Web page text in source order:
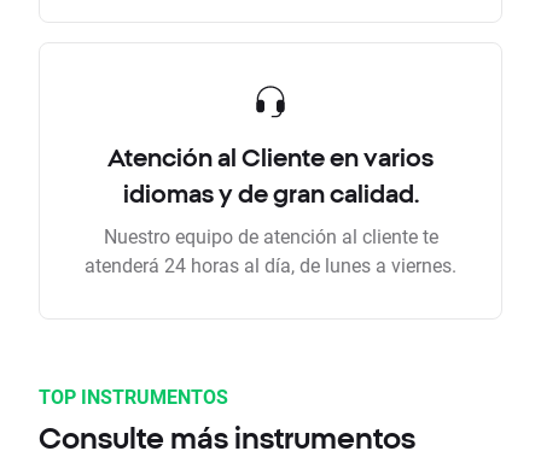
Atención al Cliente en varios
idiomas y de gran calidad.
Nuestro equipo de atención al cliente te
atenderá 24 horas al día, de lunes a viernes.
TOP INSTRUMENTOS
Consulte más instrumentos